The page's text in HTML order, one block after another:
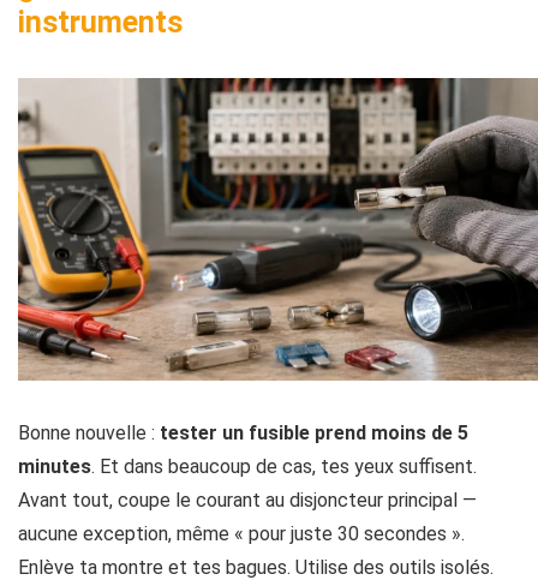
instruments
Bonne nouvelle : tester un fusible prend moins de 5
minutes. Et dans beaucoup de cas, tes yeux suffisent.
Avant tout, coupe le courant au disjoncteur principal —
aucune exception, même « pour juste 30 secondes ».
Enlève ta montre et tes bagues. Utilise des outils isolés.